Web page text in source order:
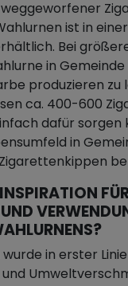
ist in
Bei
in
produzieren zu
ca. 400-600
dafür sorgen
in
in erster
und